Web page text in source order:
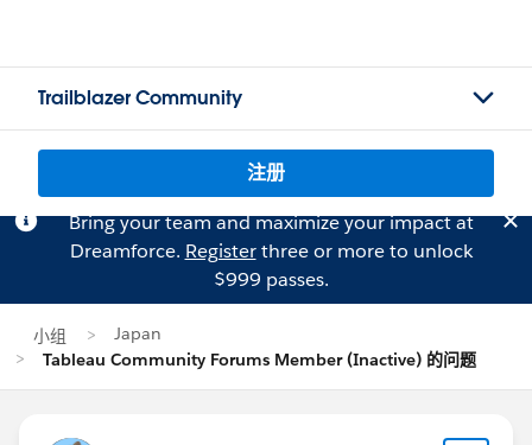
Trailblazer Community
注册
Bring your team and maximize your impact at
Dreamforce. Registerthree or more to unlock
$999 passes.
小组
Japan
Tableau Community Forums Member (Inactive) 的问题